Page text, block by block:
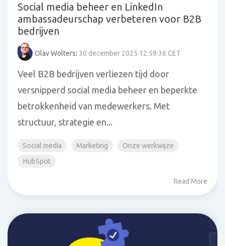
Social media beheer en LinkedIn
ambassadeurschap verbeteren voor B2B
bedrijven
Olav Wolters: 30 december 2025 12:59:36 CET
Veel B2B bedrijven verliezen tijd door
versnipperd social media beheer en beperkte
betrokkenheid van medewerkers. Met
structuur, strategie en...
Social media Marketing
Onze werkwijze
HubSpot
Read More